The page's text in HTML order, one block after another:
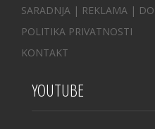
SARADNJA | REKLAMA |
POLITIKA PRIVATNOSTI
KONTAKT
YOUTUBE